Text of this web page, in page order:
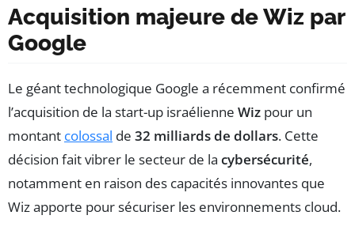
Acquisition majeure de Wiz par
Google
Le géant technologique Google a récemment confirmé
l’acquisition de la start-up israélienne Wiz pour un
montant colossal de 32 milliards de dollars. Cette
décision fait vibrer le secteur de la cybersécurité,
notamment en raison des capacités innovantes que
Wiz apporte pour sécuriser les environnements cloud.